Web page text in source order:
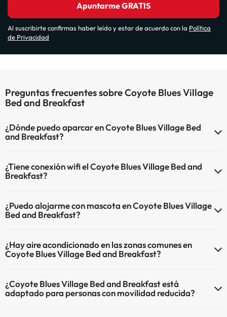
Apuntarme GRATIS
Al suscribirte confirmas haber leído y estar de acuerdo con la Política
de Privacidad
Preguntas frecuentes sobre Coyote Blues Village
Bed and Breakfast
¿Dónde puedo aparcar en Coyote Blues Village Bed
and Breakfast?
posibilidades de aparcamiento (bajo disponibilidad):
¿Tiene conexión wifi el Coyote Blues Village Bed and
Breakfast?
corner.
¿Puedo alojarme con mascota en Coyote Blues Village
Bed and Breakfast?
(previa petición y de pago directo en hotel). Consulta las
condiciones.
¿Hay aire acondicionado en las zonas comunes en
Coyote Blues Village Bed and Breakfast?
en las zonas comunes.
¿Coyote Blues Village Bed and Breakfast está
adaptado para personas con movilidad reducida?